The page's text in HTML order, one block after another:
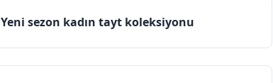
Yeni sezon kadın tayt koleksiyonu